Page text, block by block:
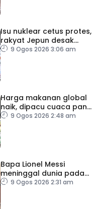
Isu nuklear cetus protes,
rakyat Jepun desak
dasar dikaji semula
9 Ogos 2026 3:06 am
Harga makanan global
naik, dipacu cuaca panas
dan ketegangan
9 Ogos 2026 2:48 am
Bapa Lionel Messi
meninggal dunia pada
usia 68 tahun
9 Ogos 2026 2:31 am